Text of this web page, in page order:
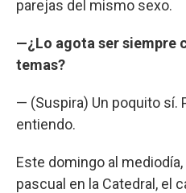
parejas del mismo sexo.
—¿Lo agota ser siempre
temas?
— (Suspira) Un poquito sí.
entiendo.
Este domingo al
pascual en la Catedral, el